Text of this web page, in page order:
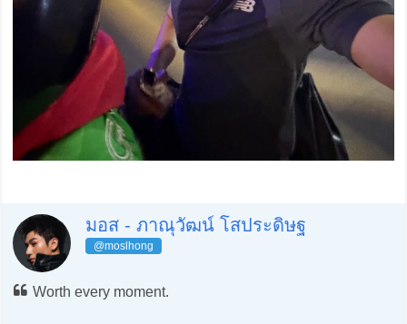
มอส - ภาณุวัฒน์ โสประดิษฐ
@moslhong
Worth every moment.